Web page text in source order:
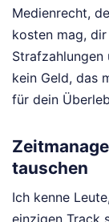
Medienrecht,
kosten mag,
kein Geld, das
für dein
tauschen
Ich kenne